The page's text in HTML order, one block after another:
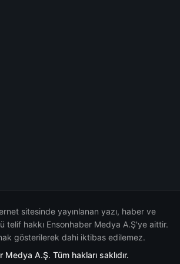
sitesinde yayınlanan yazı, haber ve
telif hakkı Ensonhaber Medya A.Ş'ye aittir.
gösterilerek dahi iktibas edilemez.
A.Ş. Tüm hakları saklıdır.